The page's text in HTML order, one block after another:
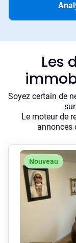
Les
Soyez certain de
Le moteur de
annonces
Nouveau